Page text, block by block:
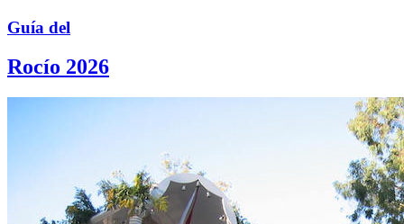
Guía del
Rocío 2026